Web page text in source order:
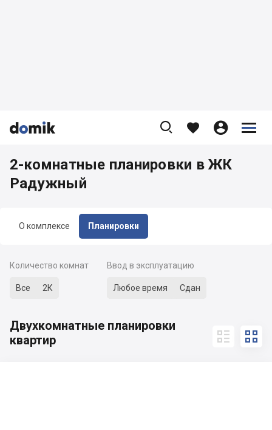


    


О комплексе Планировки
2-комнатные планировки в ЖК
Радужный
Количество комнат
Все 2К
Ввод в эксплуатацию
Любое время Сдан
Двухкомнатные планировки
квартир
 